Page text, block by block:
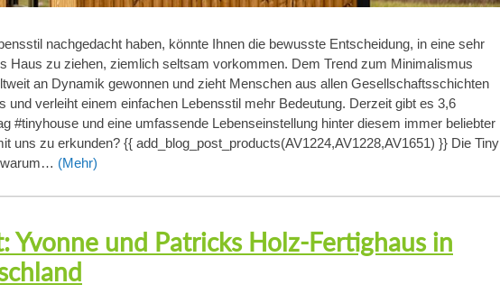
nachgedacht haben, könnte Ihnen die bewusste Entscheidung, in eine sehr
Haus zu ziehen, ziemlich seltsam vorkommen. Dem Trend zum Minimalismus
an Dynamik gewonnen und zieht Menschen aus allen Gesellschaftsschichten
und verleiht einem einfachen Lebensstil mehr Bedeutung. Derzeit gibt es 3,6
#tinyhouse und eine umfassende Lebenseinstellung hinter diesem immer beliebter
uns zu erkunden? {{ add_blog_post_products(AV1224,AV1228,AV1651) }} Die Tiny
warum… (Mehr)
Yvonne und Patricks Holz-Fertighaus in